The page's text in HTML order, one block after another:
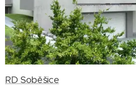
RD Soběšice